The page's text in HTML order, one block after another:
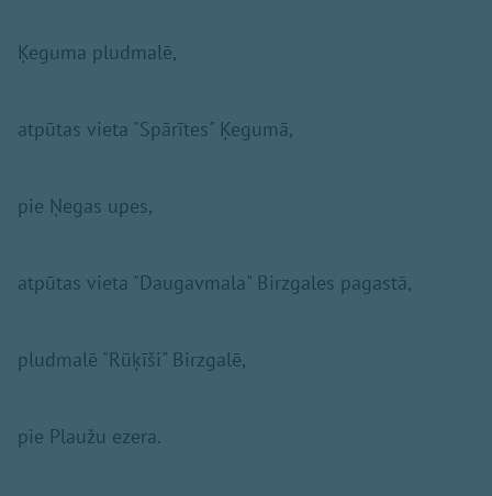
​Ķeguma pludmalē,
atpūtas vieta "Spārītes" Ķegumā,
pie Ņegas upes,
atpūtas vieta "Daugavmala" Birzgales pagastā,
pludmalē "Rūķīši" Birzgalē,
pie Plaužu ezera.